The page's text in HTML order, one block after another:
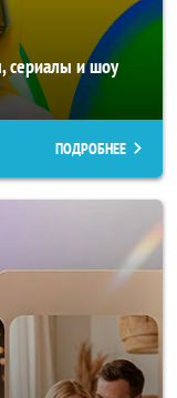
сериалы и шоу
ПОДРОБНЕЕ